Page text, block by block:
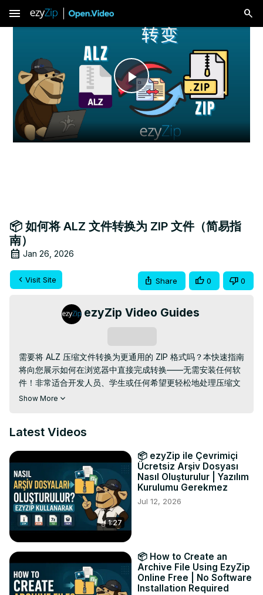
menu
Play
Video
📦 如何将 ALZ 文件转换为 ZIP 文件（简易指
南）
Jan 26, 2026
Visit Site Share 0 0
ezyZip Video Guides
需要将 ALZ 压缩文件转换为更通用的 ZIP 格式吗？本快速指南
将向您展示如何在浏览器中直接完成转换——无需安装任何软
件！非常适合开发人员、学生或任何希望更轻松地处理压缩文
件的用户。
三个简单步骤：
• 点击“转换为 ZIP”，转换过程将自动运行。
• 点击“保存 ZIP 文件”以下载新的压缩文件。
为什么要将 ALZ 文件转换为 ZIP 文件？
ZIP 文件几乎在所有操作系统和平台上都受支持，与 ALZ 等专
用格式相比，它们更易于共享、解压缩和管理。
#ALZtoZIP #文件转换 #压缩文件转换 #在线转换 #ezyzip
TWITTER: https://twitter.com/ezyZip
FACEBOOK: https://www.facebook.com/ezyzip/
Show More
Latest Videos
1:27
📦 ezyZip ile Çevrimiçi
Ücretsiz Arşiv Dosyası
Nasıl Oluşturulur | Yazılım
Kurulumu Gerekmez
Jul 12, 2026
📦 How to Create an
Archive File Using EzyZip
Online Free | No Software
Installation Required